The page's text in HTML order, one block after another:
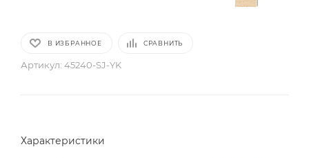
В ИЗБРАННОЕ СРАВНИТЬ
Артикул: 45240-SJ-YK
Характеристики